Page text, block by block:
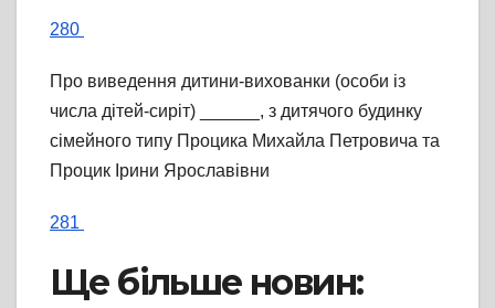
280
Про виведення дитини-вихованки (особи із
числа дітей-сиріт) ______, з дитячого будинку
сімейного типу Процика Михайла Петровича та
Процик Ірини Ярославівни
281
Ще більше новин: